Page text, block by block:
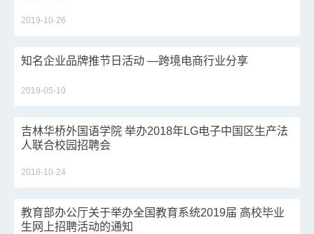
2019-10-26
知名企业品牌推节日活动 —跨境电商行业分享
2019-05-10
吉林华桥外国语学院 举办2018年LG电子中国区生产法
人联合校园招聘会
2018-10-24
教育部办公厅关于举办全国教育系统2019届 高校毕业
生网上招聘活动的通知